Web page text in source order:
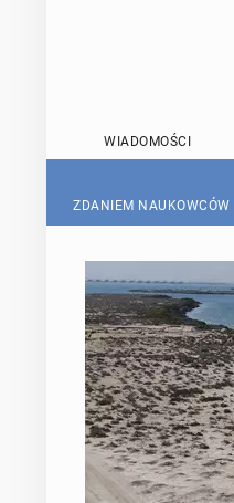
WIADOMOŚCI
ZDANIEM NAUKOWCÓW